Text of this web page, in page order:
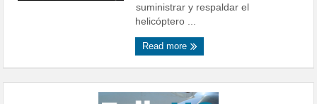
suministrar y respaldar el
helicóptero ...
Read more